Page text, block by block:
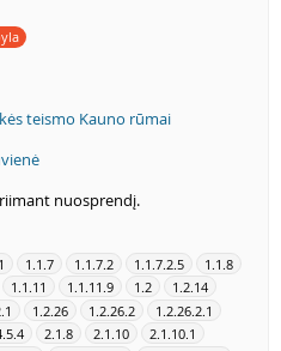
teismo Kauno rūmai
nuosprendį.
1.1.7 1.1.7.2 1.1.7.2.5
1.1.8
1.1.11 1.1.11.9 1.2
1.2.14
1.2.26 1.2.26.2
1.2.26.2.1
2.1.8 2.1.10
2.1.10.1